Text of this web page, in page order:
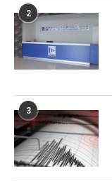
2
3